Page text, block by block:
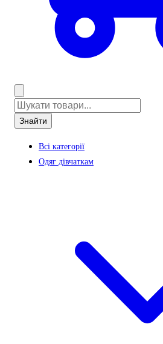
Знайти
Всі категорії
Одяг дівчаткам